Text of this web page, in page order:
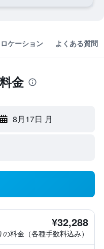
ロケーション よくある質問
金
8月17日 月
¥32,288
料金（各種手数料込み）